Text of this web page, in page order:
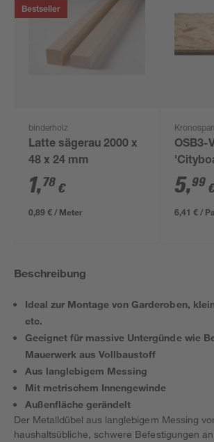
Bestseller
binderholz
Latte sägerau 2000 x
48 x 24 mm
1,78 €
0,89 € / Meter
Kronospan
OSB3-
634 x
5,99
6,41 € /
Beschreibung
Ideal zur Montage von Garderoben,
etc.
Geeignet für massive Untergünde wie
Mauerwerk aus Vollbaustoff
Aus langlebigem Messing
Mit metrischem Innengewinde
Außenfläche gerändelt
Der Metalldübel aus langlebigem Messing
haushaltsübliche, schwere Befestigungen